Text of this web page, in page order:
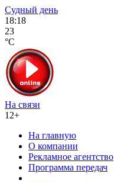
Судный день
18:18
23
°C
На связи
12+
На главную
О компании
Рекламное агентство
Программа передач